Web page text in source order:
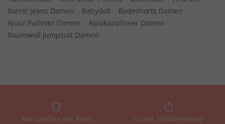
Barrel Jeans Damen
Babydoll
Badeshorts Damen
Ajour Pullover Damen
Alpakapullover Damen
Baumwoll Jumpsuit Damen
Alle Größen ein Preis Gratis Filiallieferung